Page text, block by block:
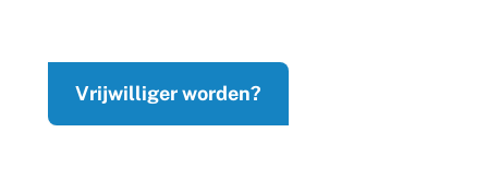
Vrijwilliger worden?